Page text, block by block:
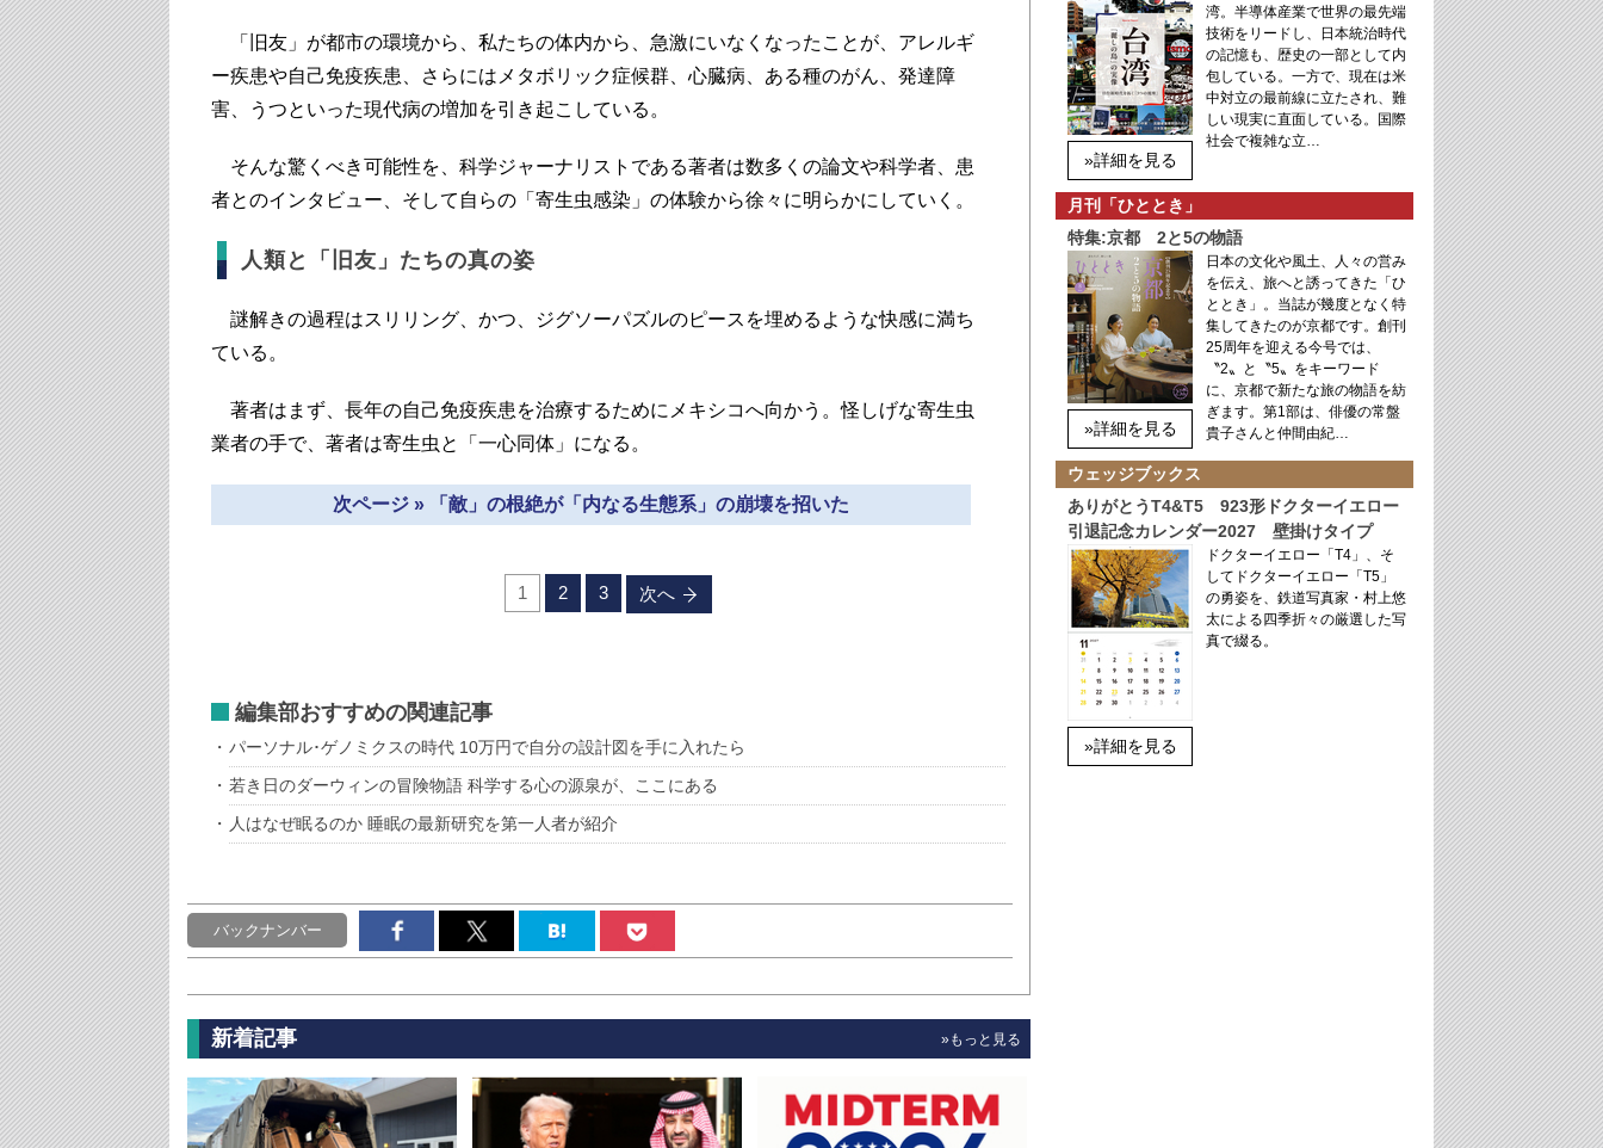
「旧友」が都市の環境から、私たちの体内から、急激にいなくなったことが、アレルギ
ー疾患や自己免疫疾患、さらにはメタボリック症候群、心臓病、ある種のがん、発達障
害、うつといった現代病の増加を引き起こしている。
そんな驚くべき可能性を、科学ジャーナリストである著者は数多くの論文や科学者、患
者とのインタビュー、そして自らの「寄生虫感染」の体験から徐々に明らかにしていく。
人類と「旧友」たちの真の姿
謎解きの過程はスリリング、かつ、ジグソーパズルのピースを埋めるような快感に満ち
ている。
著者はまず、長年の自己免疫疾患を治療するためにメキシコへ向かう。怪しげな寄生虫
業者の手で、著者は寄生虫と「一心同体」になる。
次ページ » 「敵」の根絶が「内なる生態系」の崩壊を招いた
1 2 3 次へ
編集部おすすめの関連記事
パーソナル･ゲノミクスの時代 10万円で自分の設計図を手に入れたら
若き日のダーウィンの冒険物語 科学する心の源泉が、ここにある
人はなぜ眠るのか 睡眠の最新研究を第一人者が紹介
バックナンバー
新着記事 »もっと見る
»詳細を見る
湾。半導体産業で世界の最先端
技術をリードし、日本統治時代
の記憶も、歴史の一部として内
包している。一方で、現在は米
中対立の最前線に立たされ、難
しい現実に直面している。国際
社会で複雑な立…
月刊「ひととき」
特集:京都 2と5の物語
»詳細を見る
日本の文化や風土、人々の営み
を伝え、旅へと誘ってきた「ひ
ととき」。当誌が幾度となく特
集してきたのが京都です。創刊
25周年を迎える今号では、
〝2〟と〝5〟をキーワード
に、京都で新たな旅の物語を紡
ぎます。第1部は、俳優の常盤
貴子さんと仲間由紀…
ウェッジブックス
ありがとうT4&T5 923形ドクターイエロー
引退記念カレンダー2027 壁掛けタイプ
»詳細を見る
ドクターイエロー「T4」、そ
してドクターイエロー「T5」
の勇姿を、鉄道写真家・村上悠
太による四季折々の厳選した写
真で綴る。